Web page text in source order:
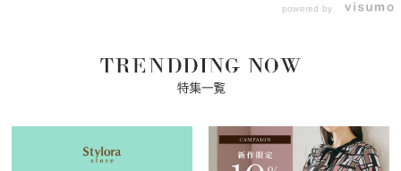
powered by